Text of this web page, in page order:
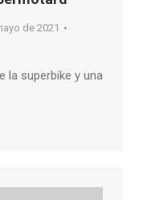
de 2021
la superbike y una